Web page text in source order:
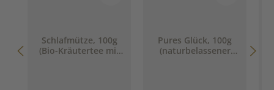
Schlafmütze, 100g
(Bio-Kräutertee mit
Pures Glück, 100g
(naturbelassener